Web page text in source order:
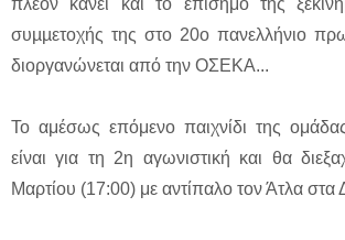
πλέον κάνει και το επίσημο της
συµµετοχής της στο 20ο πανελλήνιο
διοργανώνεται από την ΟΣΕΚΑ...
Το αμέσως επόμενο παιχνίδι της
είναι για τη 2η αγωνιστική και θα
Μαρτίου (17:00) με αντίπαλο τον Άτλα στα